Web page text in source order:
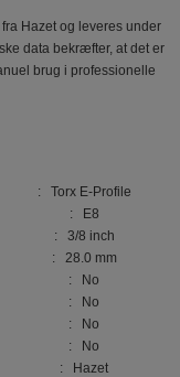
Hazet og leveres under
data bekræfter, at det er
brug i professionelle
: Torx E-Profile
: E8
: 3/8 inch
: 28.0 mm
: No
: No
: No
: No
: Hazet